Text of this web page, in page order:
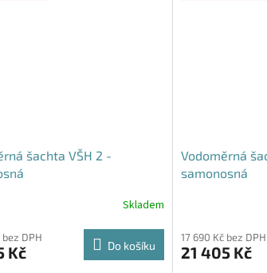
šachta VŠH 2 -
Skladem
bez DPH
Kč Do košíku
Vodoměrná
samonosná
produktu
je
17 690 Kč bez DPH
21 405 Kč